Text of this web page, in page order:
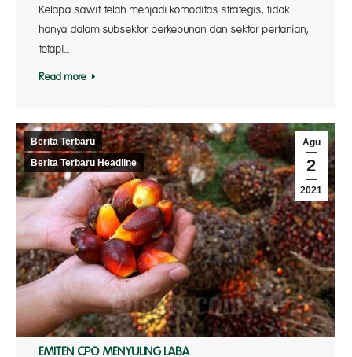
Kelapa sawit telah menjadi komoditas strategis, tidak
hanya dalam subsektor perkebunan dan sektor pertanian,
tetapi…
Read more
Agu
2
2021
Berita Terbaru
Berita Terbaru Headline
EMITEN CPO MENYULING LABA